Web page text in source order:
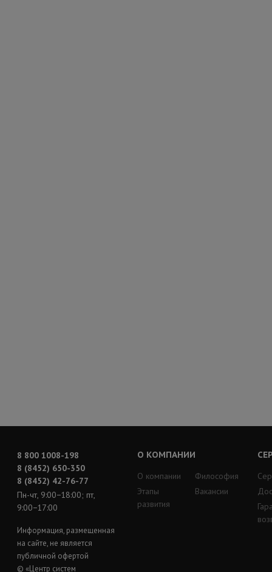
8 800 1008-198
8 (8452) 650-350
8 (8452) 42-76-77
Пн-чт, 9:00−18:00; пт,
9:00−17:00
Информация, размещенная
на сайте, не является
публичной офертой
© «Центр систем
О КОМПАНИИ
О компании
Этапы
развития
Философия
Вакансии